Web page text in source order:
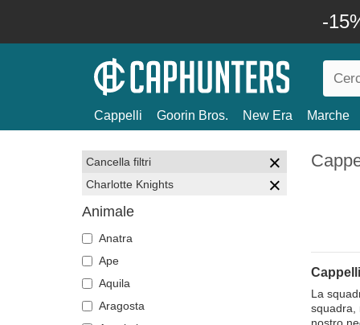
-
Cappelli Goorin Bros. New Era Marche
Cancella filtri
Charlotte Knights
Animale
Anatra
Ape
Aquila
Aragosta
La
squadra,